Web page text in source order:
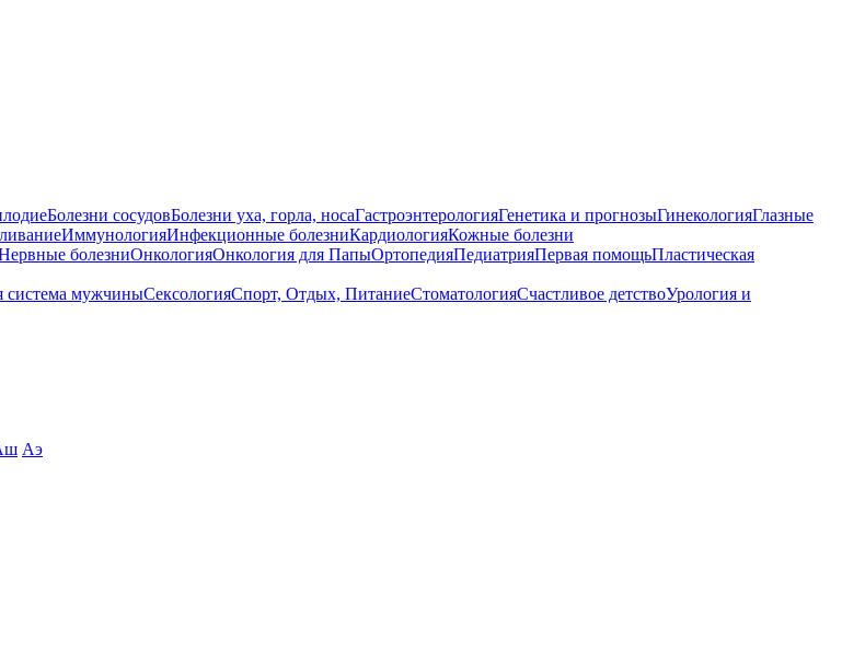
Болезни сосудовБолезни уха, горла, носаГастроэнтерологияГенетика и прогнозыГинекологияГлазные
ИммунологияИнфекционные болезниКардиологияКожные болезни
болезниОнкологияОнкология для ПапыОртопедияПедиатрияПервая помощьПластическая
система мужчиныСексологияСпорт, Отдых, ПитаниеСтоматологияСчастливое детствоУрология и
Аэ